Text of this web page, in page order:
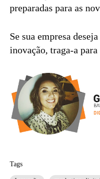
preparadas para as
Se sua empresa
inovação, traga-a para
Tags